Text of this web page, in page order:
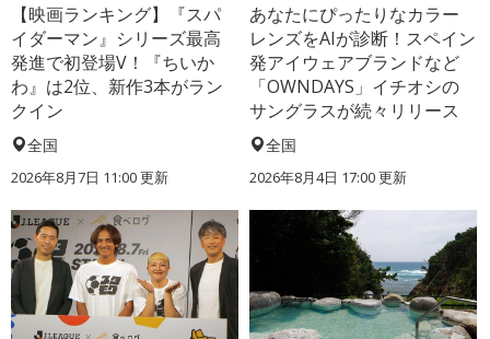
【映画ランキング】『スパ
イダーマン』シリーズ最高
発進で初登場V！『ちいか
わ』は2位、新作3本がラン
クイン
全国
2026年8月7日 11:00更新
あなたにぴったりなカラー
レンズをAIが診断！スペイン
発アイウェアブランドなど
「OWNDAYS」イチオシの
サングラスが続々リリース
全国
2026年8月4日 17:00更新